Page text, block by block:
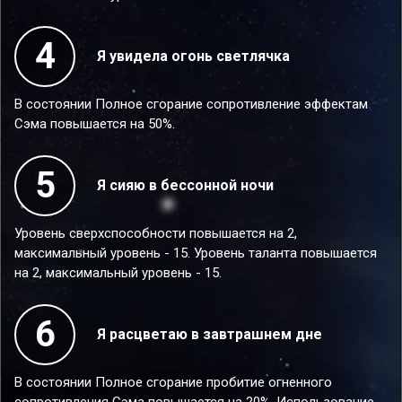
4 Я увидела огонь светлячка
В состоянии Полное сгорание сопротивление эффектам
Сэма повышается на 50%.
5 Я сияю в бессонной ночи
Уровень сверхспособности повышается на 2,
максимальный уровень - 15. Уровень таланта повышается
на 2, максимальный уровень - 15.
6 Я расцветаю в завтрашнем дне
В состоянии Полное сгорание пробитие огненного